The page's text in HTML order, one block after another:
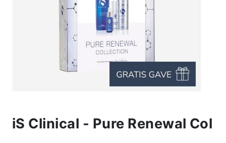
iS Clinical - Pure Renewal Col